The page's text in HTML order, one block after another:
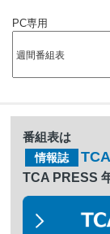
PC専用
番組表は
情報誌
TCA PRESS